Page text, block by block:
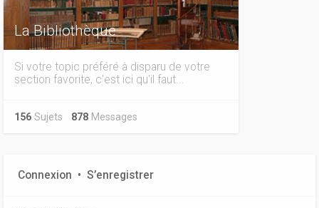
La Bibliothèque
Si votre topic préféré à disparu de votre
section favorite, c'est ici qu'il faut...
156 Sujets 878 Messages
Connexion • S’enregistrer